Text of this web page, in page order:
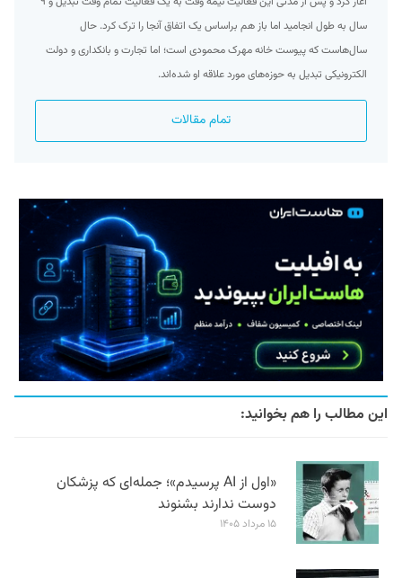
سال به طول انجامید اما باز هم براساس یک اتفاق آنجا را ترک کرد. حال
سال‌هاست که پیوست خانه مهرک محمودی است؛ اما تجارت و بانکداری و دولت
الکترونیکی تبدیل به حوزه‌های مورد علاقه او شده‌اند.
تمام مقالات
این مطالب را هم بخوانید:
«اول از AI پرسیدم»؛ جمله‌ای که پزشکان
دوست ندارند بشنوند
۱۵ مرداد ۱۴۰۵